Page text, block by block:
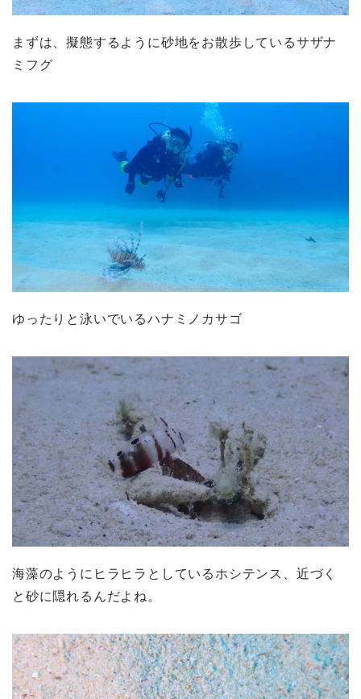
まずは、擬態するように砂地をお散歩しているサザナ
ミフグ
ゆったりと泳いでいるハナミノカサゴ
海藻のようにヒラヒラとしているホシテンス、近づく
と砂に隠れるんだよね。